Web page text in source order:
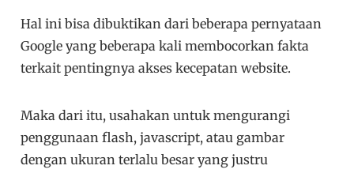
Hal ini bisa dibuktikan dari beberapa pernyataan
Google yang beberapa kali membocorkan fakta
terkait pentingnya akses kecepatan website.
Maka dari itu, usahakan untuk mengurangi
penggunaan flash, javascript, atau gambar
dengan ukuran terlalu besar yang justru